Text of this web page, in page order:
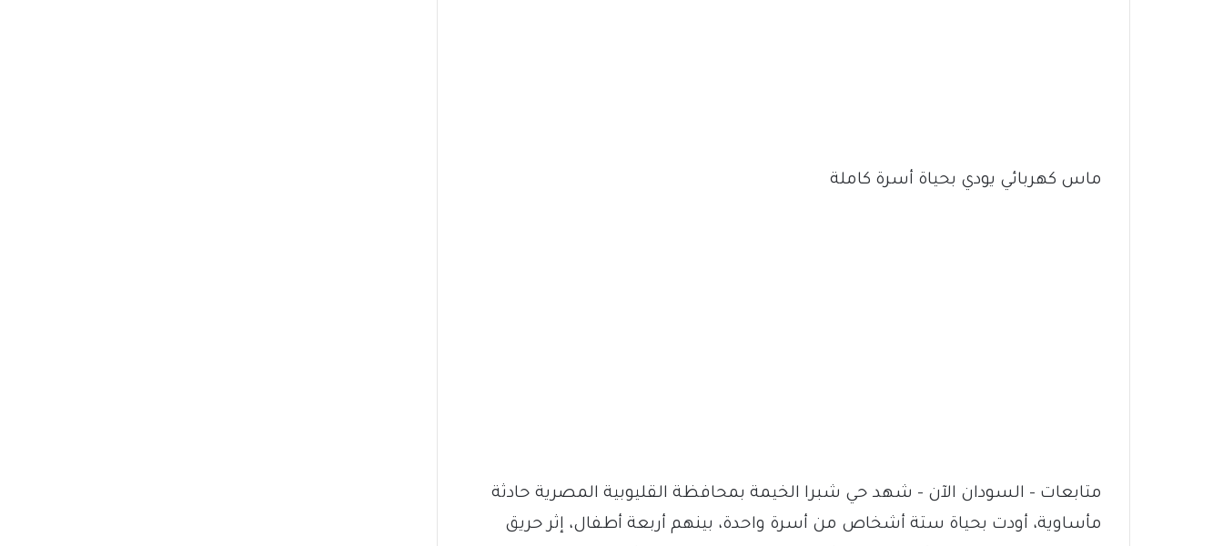
ماس كهربائي يودي بحياة أسرة كاملة
متابعات – السودان الآن – شهد حي شبرا الخيمة بمحافظة القليوبية المصرية حادثة
مأساوية، أودت بحياة ستة أشخاص من أسرة واحدة، بينهم أربعة أطفال، إثر حريق